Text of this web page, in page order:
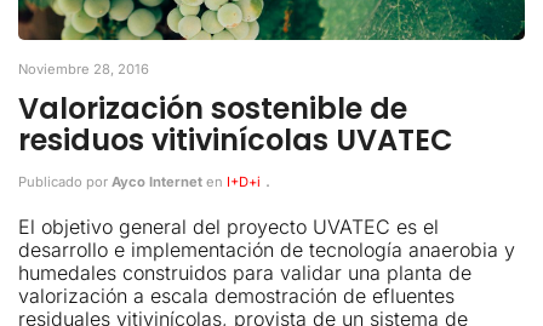
Noviembre 28, 2016
Valorización sostenible de
residuos vitivinícolas UVATEC
Publicado por Ayco Internet en I+D+i .
El objetivo general del proyecto UVATEC es el
desarrollo e implementación de tecnología anaerobia y
humedales construidos para validar una planta de
valorización a escala demostración de efluentes
residuales vitivinícolas, provista de un sistema de